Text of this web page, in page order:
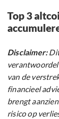
Top 3
Disclaimer:Dit
van de
financieel
brengt
risico op